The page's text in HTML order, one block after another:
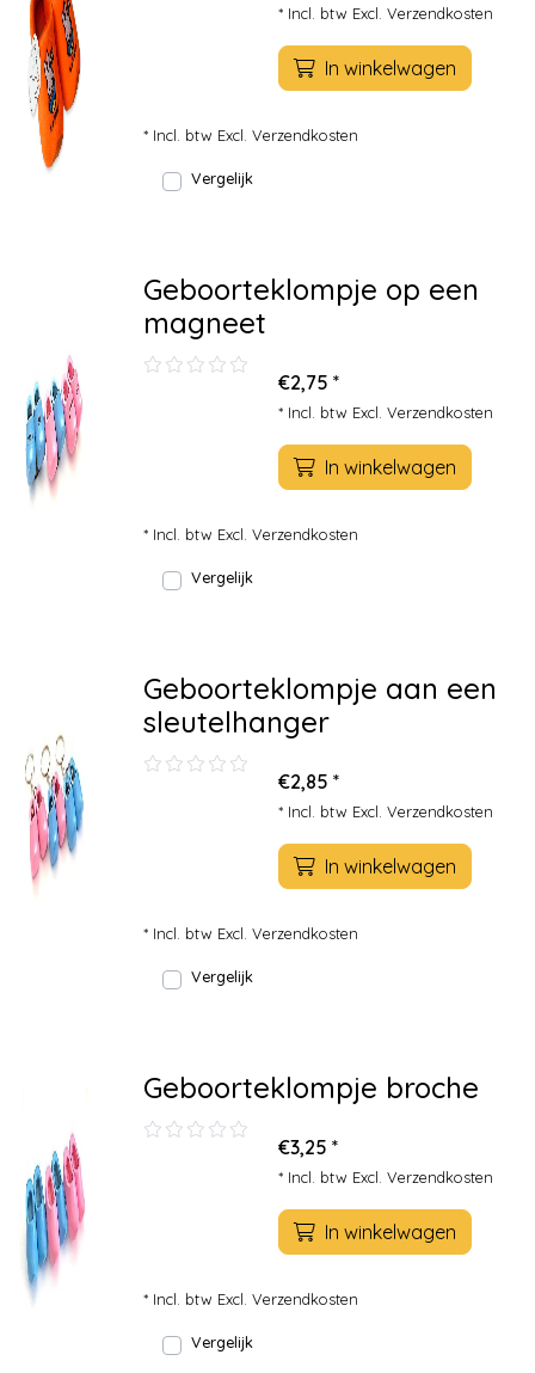
* Incl. btw Excl. Verzendkosten
In winkelwagen
* Incl. btw Excl. Verzendkosten
Vergelijk
Geboorteklompje op een
magneet
€2,75 *
* Incl. btw Excl. Verzendkosten
In winkelwagen
* Incl. btw Excl. Verzendkosten
Vergelijk
Geboorteklompje aan een
sleutelhanger
€2,85 *
* Incl. btw Excl. Verzendkosten
In winkelwagen
* Incl. btw Excl. Verzendkosten
Vergelijk
Geboorteklompje broche
€3,25 *
* Incl. btw Excl. Verzendkosten
In winkelwagen
* Incl. btw Excl. Verzendkosten
Vergelijk